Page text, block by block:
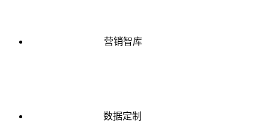
营销智库
数据定制